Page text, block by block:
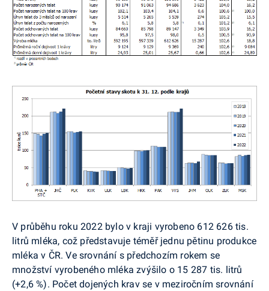
V průběhu roku 2022 bylo v kraji vyrobeno 612 626 tis.
litrů mléka, což představuje téměř jednu pětinu produkce
mléka v ČR. Ve srovnání s předchozím rokem se
množství vyrobeného mléka zvýšilo o 15 287 tis. litrů
(+2,6 %). Počet dojených krav se v meziročním srovnání